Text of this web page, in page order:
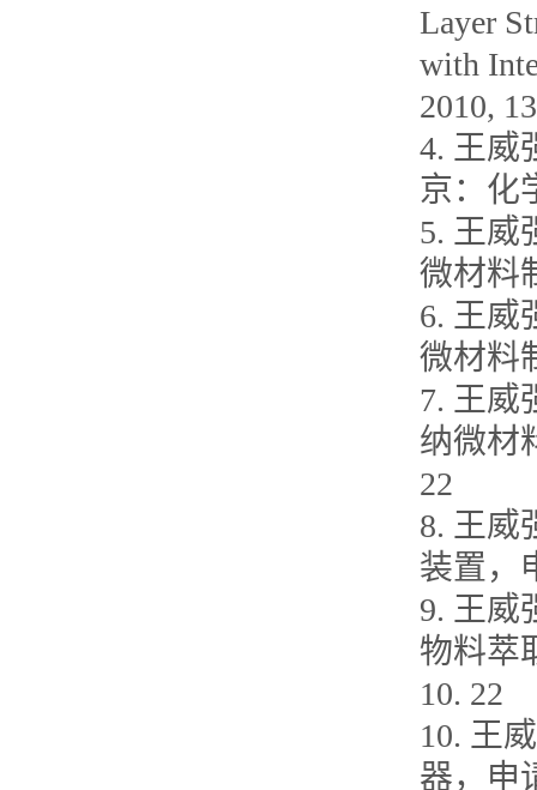
Layer
with
2010,
4. 王威
京：化
5. 王威
微材料
6. 王威
微材料
7. 王威
纳微材
22
8. 王威
装置，
9. 王威
物料萃
10. 22
10. 王
器，申